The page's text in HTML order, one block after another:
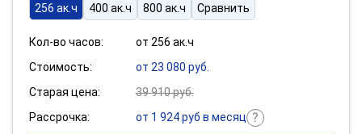
256 ак.ч 400 ак.ч 800 ак.ч Сравнить
Кол-во часов:
от 256 ак.ч
Стоимость:
от 23 080 руб.
Старая цена:
39 910 руб.
Рассрочка:
от 1 924 руб в месяц